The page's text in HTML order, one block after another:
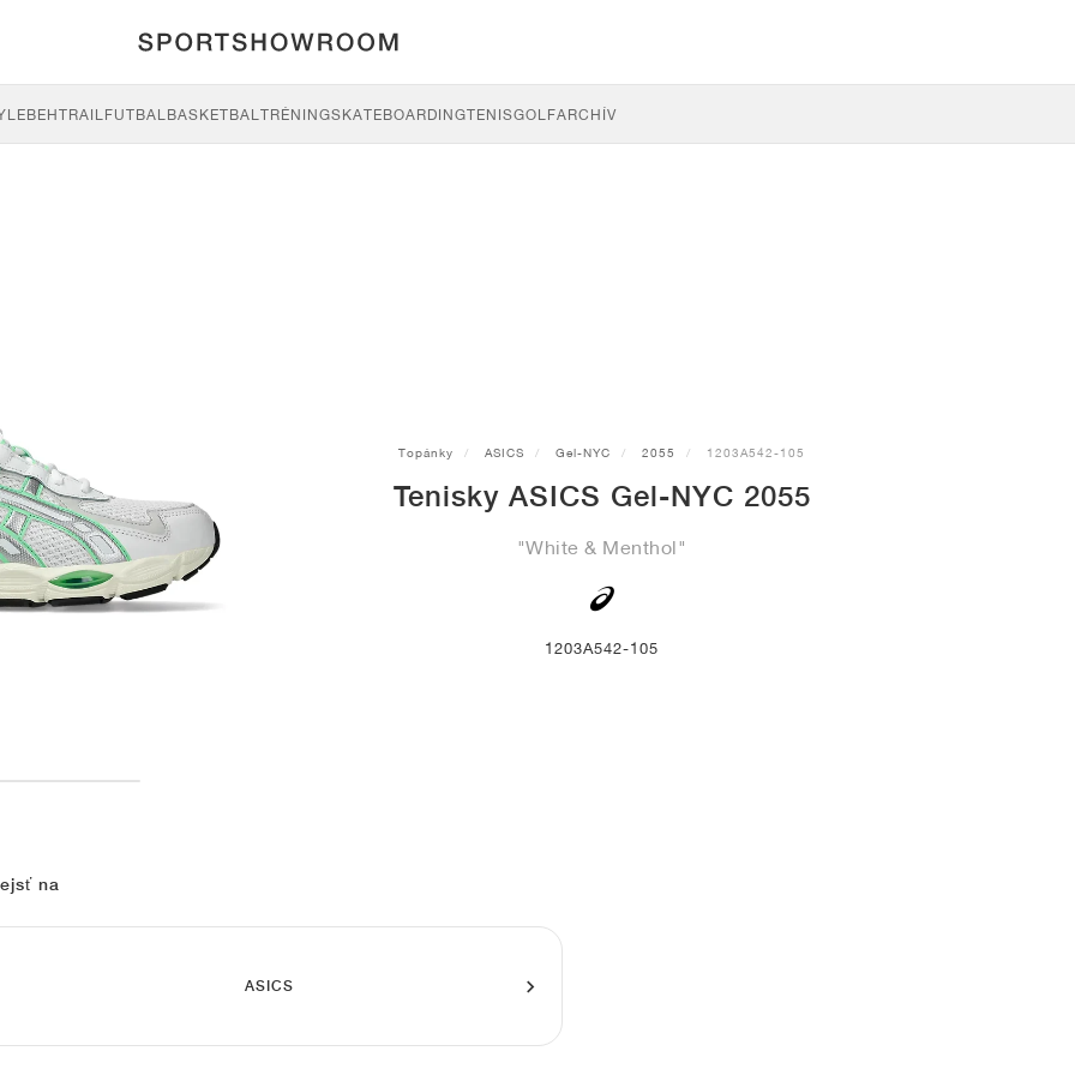
BEHTRAILFUTBALBASKETBALTRÉNINGSKATEBOARDINGTENISGOLFARCHÍV
Topánky ASICS Gel-NYC 2055 1203A542-105
Tenisky ASICS Gel-NYC 2055
"White & Menthol"
1203A542-105
na
ASICS